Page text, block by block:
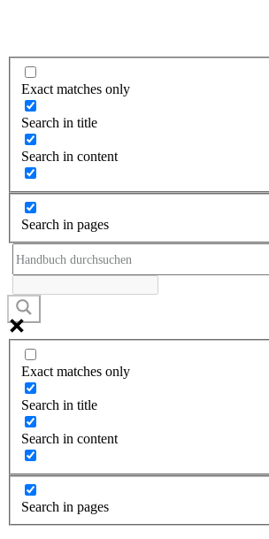
Exact matches only
Search in title
Search in content
Search in pages
Exact matches only
Search in title
Search in content
Search in pages